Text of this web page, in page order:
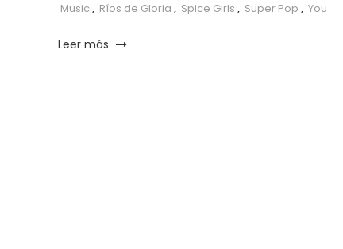
Music , Ríos de Gloria , Spice Girls , Super Pop , You
Leer más